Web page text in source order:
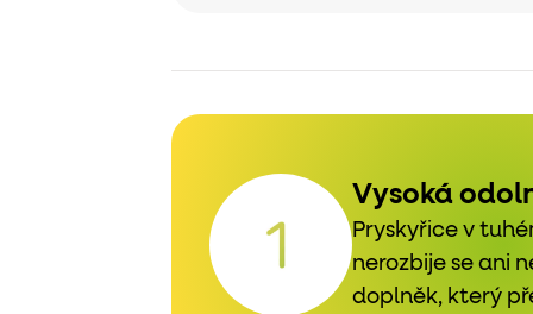
Vysoká
Pryskyřice v
nerozbije se ani
doplněk, který